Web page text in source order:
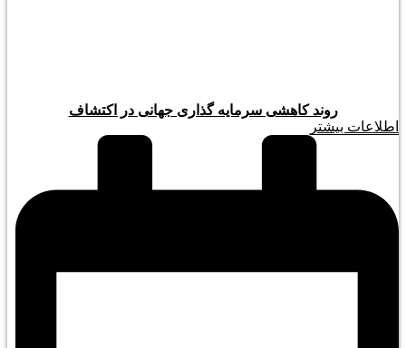
روند کاهشی سرمایه گذاری جهانی در اکتشاف
اطلاعات بیشتر